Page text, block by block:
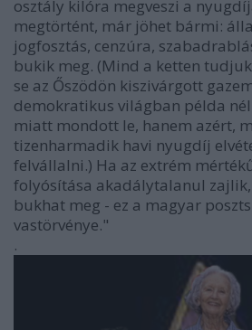
osztály kilóra megveszi a
megtörtént, már jöhet bármi:
jogfosztás, cenzúra,
bukik meg. (Mind a ketten
se az Őszödön kiszivárgott
demokratikus világban példa
miatt mondott le, hanem azért,
tizenharmadik havi nyugdíj
felvállalni.) Ha az extrém
folyósítása akadálytalanul
bukhat meg - ez a magyar
vastörvénye."
.